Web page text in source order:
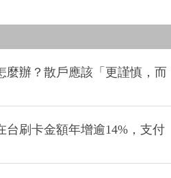
麼辦？散戶應該「更謹慎，而
台刷卡金額年增逾14%，支付